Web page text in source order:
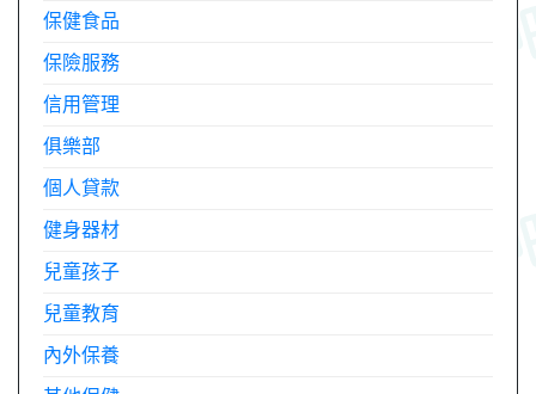
保健食品
保險服務
信用管理
俱樂部
個人貸款
健身器材
兒童孩子
兒童教育
內外保養